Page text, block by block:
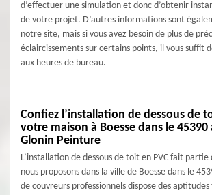
d’effectuer une simulation et donc d’obtenir
de votre projet. D’autres informations sont
notre site, mais si vous avez besoin de plus de
éclaircissements sur certains points, il vous suffit
aux heures de bureau.
Confiez l’installation de dessous de
votre maison à Boesse dans le 45390
Glonin Peinture
L’installation de dessous de toit en PVC fait partie
nous proposons dans la ville de Boesse dans le
de couvreurs professionnels dispose des